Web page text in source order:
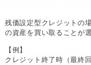
残価設定型クレジットの
の資産を買い取ることが
【例】
クレジット終了時（最終